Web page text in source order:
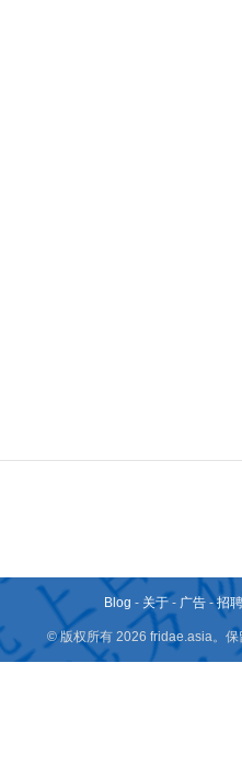
Blog - 关于 - 广告 -招
© 版权所有 2026 fridae.asia。